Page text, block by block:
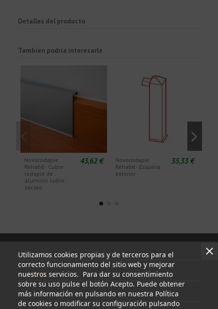
Detalles del producto
También podría interesarle
Novorodapie
Rehabit - Cubre
rodapié de
aluminio cubre
zócalo
43,62 €
Novorodapie
Rehabit - Esquina
exterior
35,33 €
Utilizamos cookies propias y de terceros para el
correcto funcionamiento del sitio web y mejorar
nuestros servicios. Para dar su consentimiento
sobre su uso pulse el botón Acepto. Puede obtener
más información en pulsando en nuestra Política
de cookies o modificar su configuración pulsando
Información
Mi cuenta
Información de contacto